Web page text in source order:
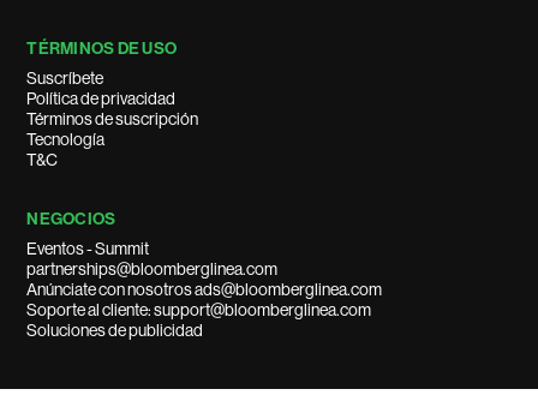
TÉRMINOS DE USO
Suscríbete
Política de privacidad
Términos de suscripción
Tecnología
T&C
NEGOCIOS
Eventos - Summit
partnerships@bloomberglinea.com
Anúnciate con nosotros ads@bloomberglinea.com
Soporte al cliente: support@bloomberglinea.com
Soluciones de publicidad